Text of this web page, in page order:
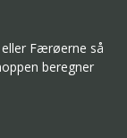
eller Færøerne så
beregner